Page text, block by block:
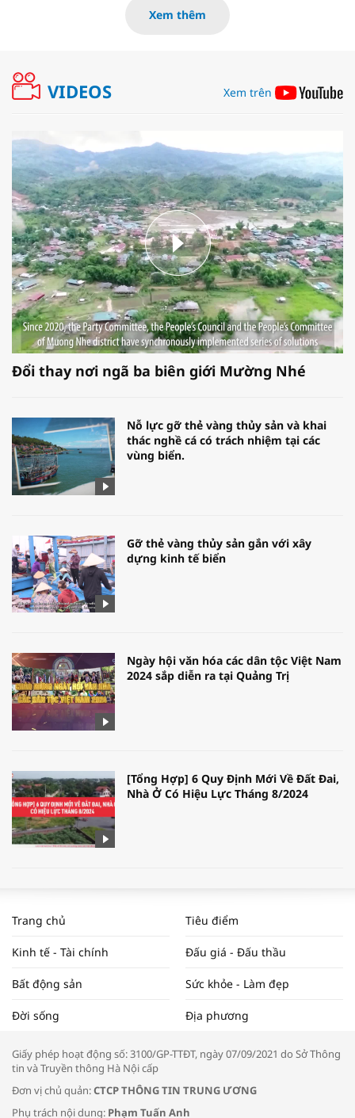
Xem thêm
VIDEOS Xem trên
Đổi thay nơi ngã ba biên giới Mường Nhé
Nỗ lực gỡ thẻ vàng thủy sản và khai
thác nghề cá có trách nhiệm tại các
vùng biển.
Gỡ thẻ vàng thủy sản gắn với xây
dựng kinh tế biển
Ngày hội văn hóa các dân tộc Việt Nam
2024 sắp diễn ra tại Quảng Trị
[Tổng Hợp] 6 Quy Định Mới Về Đất Đai,
Nhà Ở Có Hiệu Lực Tháng 8/2024
NAM NĂM 2024 VÀ NĂM 2025 | NHỊP
ĐẬP THỊ TRƯỜNG #62
Tọa đàm “Xúc tiến thương mại: Khơi
Trang chủ Tiêu điểm
Kinh tế - Tài chính Đấu giá - Đấu thầu
Bất động sản Sức khỏe - Làm đẹp
Đời sống Địa phương
Giấy phép hoạt động số: 3100/GP-TTĐT, ngày 07/09/2021 do Sở Thông
tin và Truyền thông Hà Nội cấp
Đơn vị chủ quản:CTCP THÔNG TIN TRUNG ƯƠNG
Phụ trách nội dung: Phạm Tuấn Anh